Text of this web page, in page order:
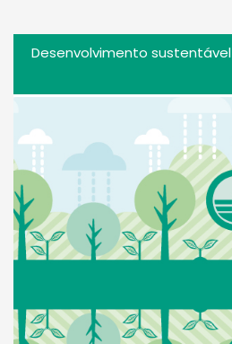
Desenvolvimento sustentável